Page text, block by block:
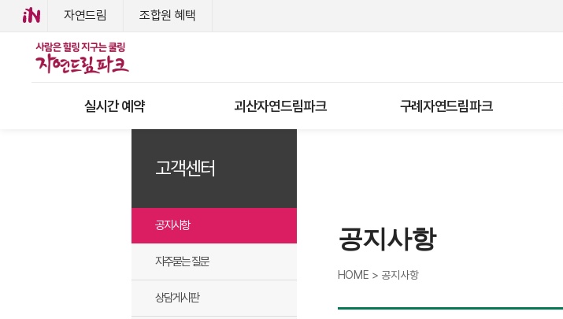
자연드림 조합원 혜택
실시간 예약 괴산자연드림파크 구례자연드림파크
고객센터
공지사항
자주묻는 질문
상담게시판
공지사항
HOME > 공지사항